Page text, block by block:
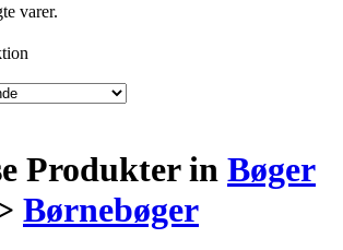
varer.
Produkter in Bøger
Børnebøger